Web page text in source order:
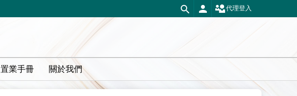
代理登入
置業手冊 關於我們